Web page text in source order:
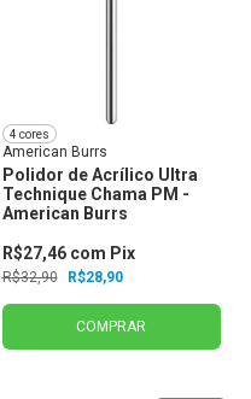
4 cores
American Burrs
Polidor de Acrílico Ultra
Technique Chama PM -
American Burrs
R$32,90 R$28,90
R$27,46 com Pix
COMPRAR